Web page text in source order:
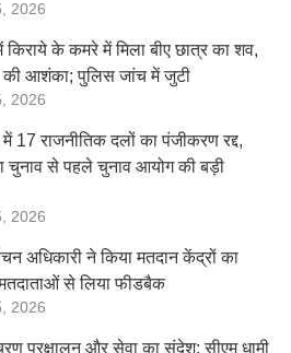
2026
किराये के कमरे में मिला बीए छात्र का शव,
की आशंका; पुलिस जांच में जुटी
2026
17 राजनीतिक दलों का पंजीकरण रद्द,
चुनाव से पहले चुनाव आयोग की बड़ी
2026
अधिकारी ने किया मतदान केंद्रों का
मतदाताओं से लिया फीडबैक
2026
चरण प्रक्षालन और सेवा का संदेश: सीएम धामी